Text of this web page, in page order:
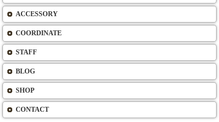
ACCESSORY
COORDINATE
STAFF
BLOG
SHOP
CONTACT